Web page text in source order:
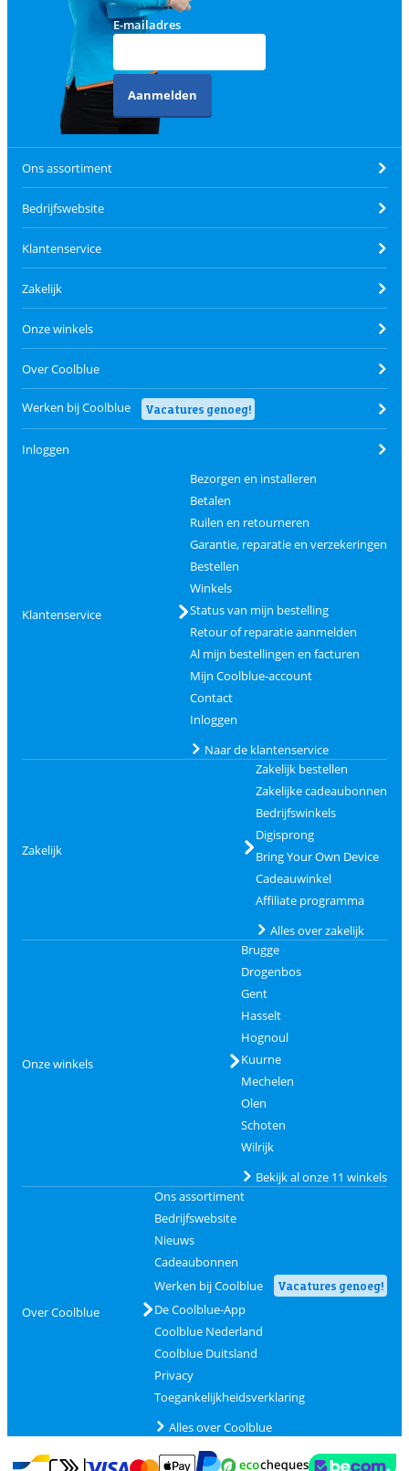
E-mailadres
Aanmelden
Ons assortiment
Bedrijfswebsite
Klantenservice
Zakelijk
Onze winkels
Over Coolblue
Werken bij Coolblue Vacatures genoeg!
Inloggen
Klantenservice
Bezorgen en installeren
Betalen
Ruilen en retourneren
Garantie, reparatie en verzekeringen
Bestellen
Winkels
Status van mijn bestelling
Retour of reparatie aanmelden
Al mijn bestellingen en facturen
Mijn Coolblue-account
Contact
Inloggen
Naar de klantenservice
Zakelijk
Zakelijk bestellen
Zakelijke cadeaubonnen
Bedrijfswinkels
Digisprong
Bring Your Own Device
Cadeauwinkel
Affiliate programma
Alles over zakelijk
Onze winkels
Brugge
Drogenbos
Gent
Hasselt
Hognoul
Kuurne
Mechelen
Olen
Schoten
Wilrijk
Bekijk al onze 11 winkels
Over Coolblue
Ons assortiment
Bedrijfswebsite
Nieuws
Cadeaubonnen
Werken bij Coolblue
Vacatures genoeg!
De Coolblue-App
Coolblue Nederland
Coolblue Duitsland
Privacy
Toegankelijkheidsverklaring
Alles over Coolblue